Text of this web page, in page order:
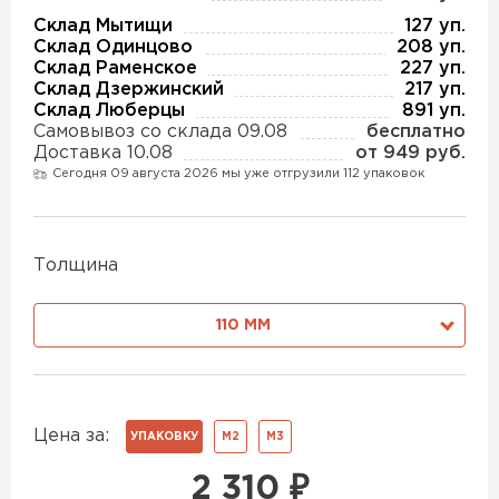
Склад Мытищи
127 уп.
Склад Одинцово
208 уп.
Склад Раменское
227 уп.
Склад Дзержинский
217 уп.
Склад Люберцы
891 уп.
Самовывоз со склада 09.08
бесплатно
Доставка 10.08
от 949 руб.
Сегодня 09 августа 2026 мы уже отгрузили 112 упаковок
Толщина
110 ММ
Цена за: УПАКОВКУ М2 М3
2 310 ₽
Утеплитель Изотек
ПЕРЕЙТИ
Утеплитель Ruspanel
ПЕРЕЙТИ
ПЕРЕЙТИ
ПЕРЕЙТИ
Утеплитель Юматекс
Утеплитель Теплекс
Утеплитель Дирок